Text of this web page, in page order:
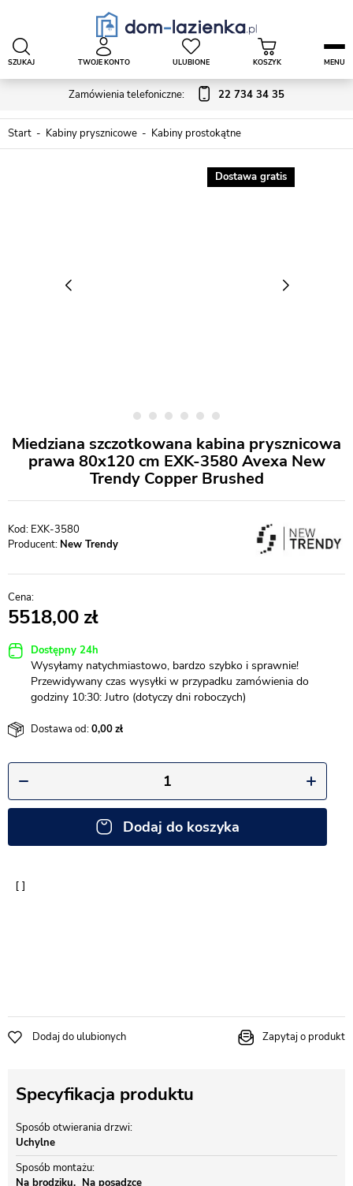
Zamówienia telefoniczne: 22 734 34 35
SZUKAJ TWOJE KONTO ULUBIONE KOSZYK MENU
Start Kabiny prysznicowe Kabiny prostokątne
Dostawa gratis
Miedziana szczotkowana kabina prysznicowa
prawa 80x120 cm EXK-3580 Avexa New
Trendy Copper Brushed
EXK-3580
Producent: New Trendy
5518,00
Dostępny 24h
Wysyłamy natychmiastowo, bardzo szybko i sprawnie!
Przewidywany czas wysyłki w przypadku zamówienia do
godziny 10:30: Jutro (dotyczy dni roboczych)
Dostawa od:0,00
Dodaj do koszyka
Dodaj do ulubionych Zapytaj o produkt
Specyfikacja produktu
Sposób otwierania drzwi
Uchylne
Sposób montażu
Na brodziku
Na posadzce